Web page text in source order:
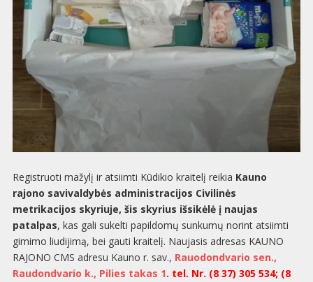
Registruoti mažylį ir atsiimti Kūdikio kraitelį reikia Kauno
rajono savivaldybės administracijos Civilinės
metrikacijos skyriuje, šis skyrius išsikėlė į naujas
patalpas, kas gali sukelti papildomų sunkumų norint atsiimti
gimimo liudijimą, bei gauti kraitelį. Naujasis adresas KAUNO
RAJONO CMS adresu Kauno r. sav., Rauodondvario sen.,
Raudondvario k., Pilies takas 1. tel. Nr. (8 37) 305 534; (8